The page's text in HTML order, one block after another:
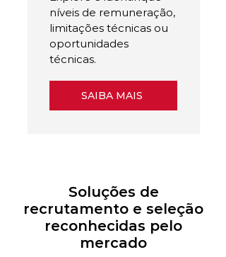
níveis de remuneração,
limitações técnicas ou
oportunidades
técnicas.
SAIBA MAIS
Soluções de
recrutamento e seleção
reconhecidas pelo
mercado